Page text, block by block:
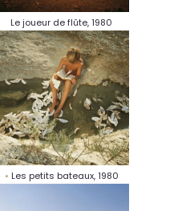
Le joueur de flûte, 1980
Les petits bateaux, 1980